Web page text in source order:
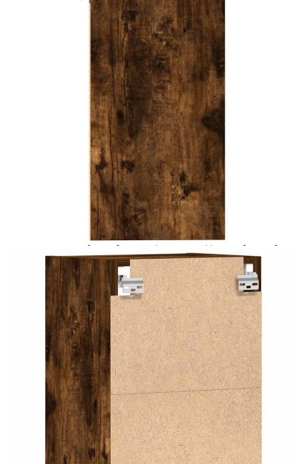
Предоставената таблица е с информационна цел.
Добавете продукта в количката си с бутона "Добави в
количката" и при поръчка ще можете да изберете броя
вноски на кредита.
Предоставената таблица е с информационна цел.
Добавете продукта в количката си с бутона "Добави в
количката" и при поръчка ще можете да изберете броя
вноски на кредита.
Предоставената таблица е с информационна цел.
Добавете продукта в количката си с бутона "Добави в
количката" и при поръчка ще можете да изберете броя
вноски на кредита.
Предоставената таблица е с информационна цел.
Добавете продукта в количката си с бутона "Добави в
количката" и при поръчка ще можете да изберете броя
вноски на кредита.
Когато плащате с NewPay, всъщност NewPay плаща
поръчката Ви вместо Вас. Вие я получавате и
разполагате с три начина да я платите към тях:
Отложено до 30 дни от момента на изпращане на
поръчката без оскъпяване. За покупки на стойност до
400 лв. / €204,52
Плащане на 4 вноски. Заплащате 20% от стойността на
поръчката си на момента с карта. Останалата сума се
разделя на 3 равни месечни вноски без оскъпяване. За
покупки на стойност до 1000 лв. / €511.31
Плащане на 6 вноски. Стойността на поръчката се
разпределя в 6 равни месечни вноски с оскъпяване. За
покупки на стойност до 2000 лв. / €1022.61